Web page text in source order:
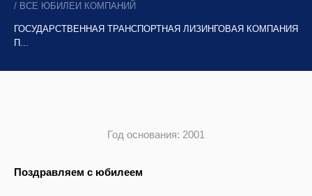
ВСЕ ЮБИЛЕИ КОМПАНИЙ
ГОСУДАРСТВЕННАЯ ТРАНСПОРТНАЯ ЛИЗИНГОВАЯ КОМПАНИЯ
П...
Год основания: 2001
Поздравляем с юбилеем